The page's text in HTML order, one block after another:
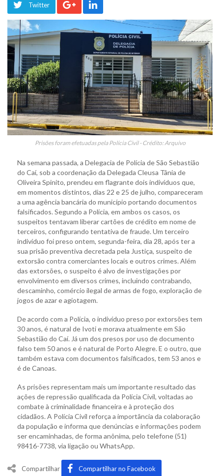
Twitter
Prisões foram efetuadas pela Polícia Civil - Crédito: Arquivo
Na semana passada, a Delegacia de Polícia de São Sebastião
do Caí, sob a coordenação da Delegada Cleusa Tânia de
Oliveira Spinito, prendeu em flagrante dois indivíduos que,
em momentos distintos, dias 22 e 25 de julho, compareceram
a uma agência bancária do município portando documentos
falsificados. Segundo a Polícia, em ambos os casos, os
suspeitos tentavam liberar cartões de crédito em nome de
terceiros, configurando tentativa de fraude. Um terceiro
indivíduo foi preso ontem, segunda-feira, dia 28, após ter a
sua prisão preventiva decretada pela Justiça, suspeito de
extorsão contra comerciantes locais e outros crimes. Além
das extorsões, o suspeito é alvo de investigações por
envolvimento em diversos crimes, incluindo contrabando,
descaminho, comércio ilegal de armas de fogo, exploração de
jogos de azar e agiotagem.
De acordo com a Polícia, o indivíduo preso por extorsões tem
30 anos, é natural de Ivoti e morava atualmente em São
Sebastião do Caí. Já um dos presos por uso de documento
falso tem 50 anos e é natural de Porto Alegre. E o outro, que
também estava com documentos falsificados, tem 53 anos e
é de Canoas.
As prisões representam mais um importante resultado das
ações de repressão qualificada da Polícia Civil, voltadas ao
combate à criminalidade financeira e à proteção dos
cidadãos. A Polícia Civil reforça a importância da colaboração
da população e informa que denúncias e informações podem
ser encaminhadas, de forma anônima, pelo telefone (51)
98416-7738, via ligação ou WhatsApp.
Compartilhar Compartilhar no Facebook